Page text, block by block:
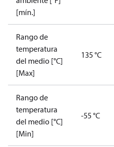
[mín.]
Rango de
temperatura
del medio [°C]
[Max]
135 °C
Rango de
temperatura
del medio [°C]
[Min]
-55 °C